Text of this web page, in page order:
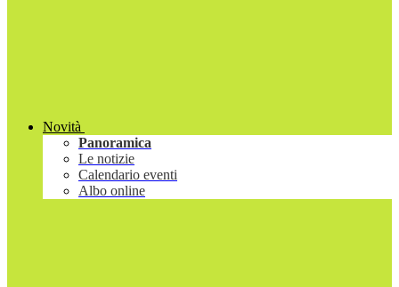
Novità
Panoramica
Le notizie
Calendario eventi
Albo online